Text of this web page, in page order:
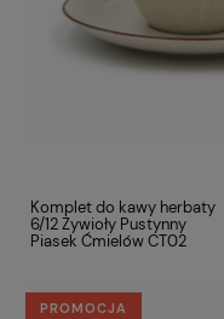
Komplet do kawy herbaty
6/12 Żywioły Pustynny
Piasek Ćmielów CT02
PROMOCJA